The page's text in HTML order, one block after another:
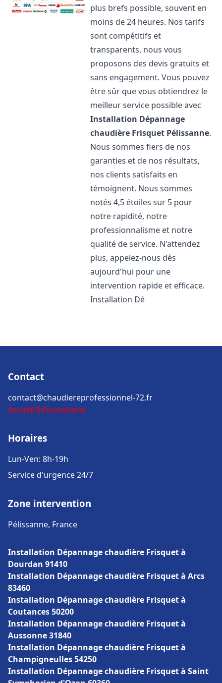
plus brefs possible, souvent en
moins de 24 heures. Nos tarifs
sont compétitifs et
transparents, nous vous
proposons des devis gratuits et
sans engagement. Vous pouvez
être sûr que vous obtiendrez le
meilleur service possible avec
Installation Dépannage
chaudière Frisquet Pélissanne.
Nous sommes fiers de nos
garanties et de nos résultats,
nos clients satisfaits en
témoignent. Nous sommes
notés 4,5 étoiles sur 5 pour
notre rapidité, notre
professionnalisme et notre
qualité de service. N'attendez
plus, appelez-nous dès
aujourd'hui pour une
intervention rapide et efficace.
Installation Dé
Contact
contact@chaudiereprofessionnel-72.fr
Accueil Informations
Horaires
Lun-Ven: 8h-19h
Service d'urgence 24/7
Zone intervention
Pélissanne, France
Installation Dépannage chaudière Frisquet à
Dourdan 91410
Installation Dépannage chaudière Frisquet à Arcs
83460
Installation Dépannage chaudière Frisquet à
Coutances 50200
Installation Dépannage chaudière Frisquet à
Aussonne 31840
Installation Dépannage chaudière Frisquet à
Champigneulles 54250
Installation Dépannage chaudière Frisquet à Saint